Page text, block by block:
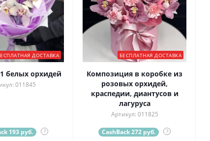
ДОСТАВКА
белых орхидей
011845
193 руб. ?
БЕСПЛАТНАЯ ДОСТАВКА
Композиция в коробке из
розовых орхидей,
краспедии, диантусов и
лагуруса
Артикул: 011825
CashBack 272 руб. ?